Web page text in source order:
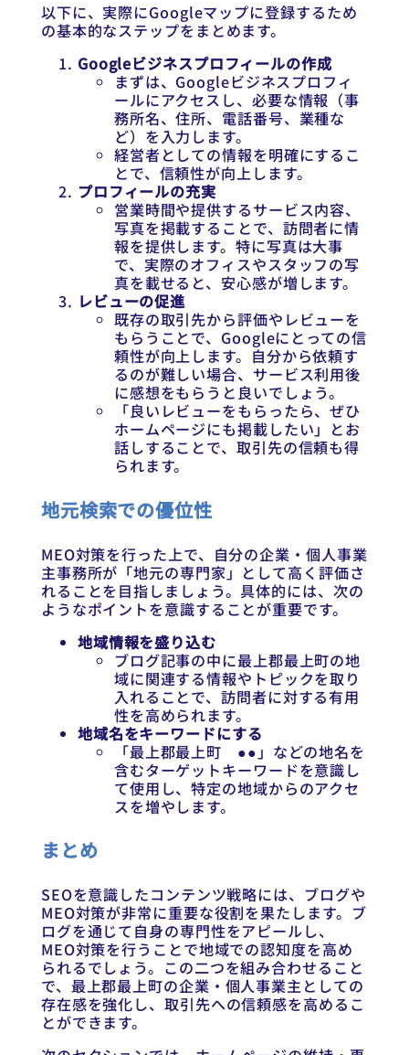
以下に、実際にGoogleマップに登録するため
の基本的なステップをまとめます。
Googleビジネスプロフィールの作成
まずは、Googleビジネスプロフィ
ールにアクセスし、必要な情報（事
務所名、住所、電話番号、業種な
ど）を入力します。
経営者としての情報を明確にするこ
とで、信頼性が向上します。
プロフィールの充実
営業時間や提供するサービス内容、
写真を掲載することで、訪問者に情
報を提供します。特に写真は大事
で、実際のオフィスやスタッフの写
真を載せると、安心感が増します。
レビューの促進
既存の取引先から評価やレビューを
もらうことで、Googleにとっての信
頼性が向上します。自分から依頼す
るのが難しい場合、サービス利用後
に感想をもらうと良いでしょう。
「良いレビューをもらったら、ぜひ
ホームページにも掲載したい」とお
話しすることで、取引先の信頼も得
られます。
地元検索での優位性
MEO対策を行った上で、自分の企業・個人事業
主事務所が「地元の専門家」として高く評価さ
れることを目指しましょう。具体的には、次の
ようなポイントを意識することが重要です。
地域情報を盛り込む
ブログ記事の中に最上郡最上町の地
域に関連する情報やトピックを取り
入れることで、訪問者に対する有用
性を高められます。
地域名をキーワードにする
「最上郡最上町 ●●」などの地名を
含むターゲットキーワードを意識し
て使用し、特定の地域からのアクセ
スを増やします。
まとめ
SEOを意識したコンテンツ戦略には、ブログや
MEO対策が非常に重要な役割を果たします。ブ
ログを通じて自身の専門性をアピールし、
MEO対策を行うことで地域での認知度を高め
られるでしょう。この二つを組み合わせること
で、最上郡最上町の企業・個人事業主としての
存在感を強化し、取引先への信頼感を高めるこ
とができます。